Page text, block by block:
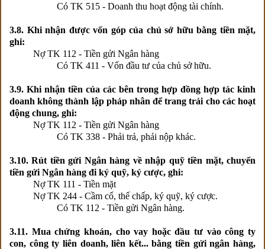
Có TK 515 - Doanh thu hoạt động tài chính.
3.8. Khi nhận được vốn góp của chủ sở hữu bằng tiền mặt,
ghi:
Nợ TK 112 - Tiền gửi Ngân hàng
Có TK 411 - Vốn đầu tư của chủ sở hữu.
3.9. Khi nhận tiền của các bên trong hợp đồng hợp tác kinh
doanh không thành lập pháp nhân để trang trải cho các hoạt
động chung, ghi:
Nợ TK 112 - Tiền gửi Ngân hàng
Có TK 338 - Phải trả, phải nộp khác.
3.10. Rút tiền gửi Ngân hàng về nhập quỹ tiền mặt, chuyển
tiền gửi Ngân hàng đi ký quỹ, ký cược, ghi:
Nợ TK 111 - Tiền mặt
Nợ TK 244 - Cầm cố, thế chấp, ký quỹ, ký cược.
Có TK 112 - Tiền gửi Ngân hàng.
3.11. Mua chứng khoán, cho vay hoặc đầu tư vào công ty
con, công ty liên doanh, liên kết... bằng tiền gửi ngân hàng,